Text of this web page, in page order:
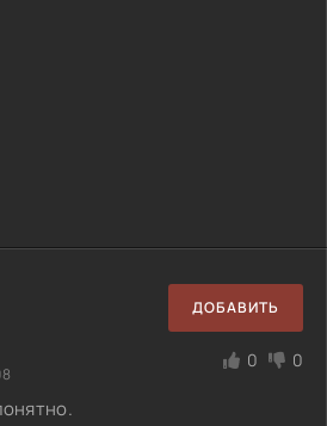
ДОБАВИТЬ
0 0